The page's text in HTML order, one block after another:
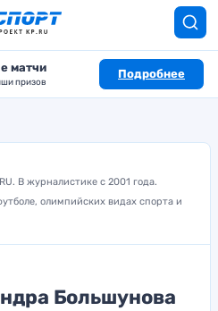
матчи
призов
Подробнее
В журналистике с 2001 года.
олимпийских видах спорта и
Большунова